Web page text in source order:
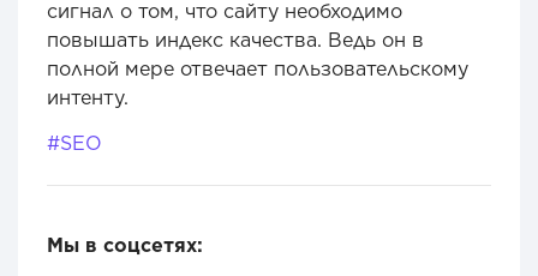
сигнал о том, что сайту необходимо
повышать индекс качества. Ведь он в
полной мере отвечает пользовательскому
интенту.
#SEO
Мы в соцсетях: